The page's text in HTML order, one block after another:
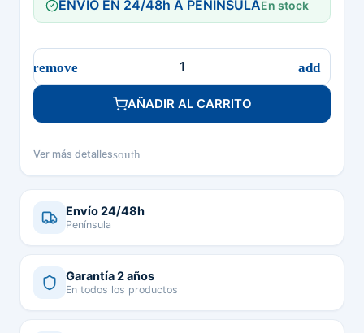
ENVÍO EN 24/48h A PENINSULAEn stock
AÑADIR AL CARRITO
Ver más detallessouth
Envío 24/48h
Península
Garantía 2 años
En todos los productos